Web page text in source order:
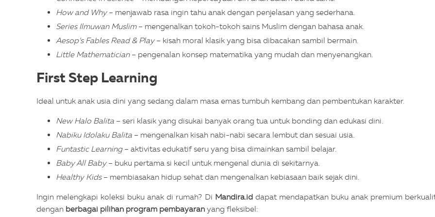
How and Why– menjawab rasa ingin tahu anak dengan penjelasan yang sederhana.
Series Ilmuwan Muslim– mengenalkan tokoh-tokoh sains Muslim dengan bahasa anak.
Aesop’s Fables Read & Play– kisah moral klasik yang bisa dibacakan sambil bermain.
Little Mathematician– pengenalan konsep matematika yang mudah dan menyenangkan.
First Step Learning
Ideal untuk anak usia dini yang sedang dalam masa emas tumbuh kembang dan pembentukan karakter.
New Halo Balita – seri klasik yang disukai banyak orang tua untuk bonding dan edukasi dini.
Nabiku Idolaku Balita – mengenalkan kisah nabi-nabi secara lembut dan sesuai usia.
Funtastic Learning– aktivitas edukatif seru yang bisa dimainkan sambil belajar.
Baby All Baby– buku pertama si kecil untuk mengenal dunia di sekitarnya.
Healthy Kids– membiasakan hidup sehat dan mengenalkan kebiasaan baik sejak dini.
Ingin melengkapi koleksi buku anak di rumah? Di Mandira.id dapat mendapatkan buku anak premium
dengan berbagai pilihan program pembayaran yang fleksibel: